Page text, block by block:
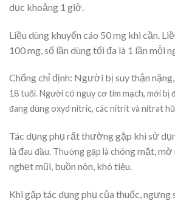
dục khoảng 1 giờ.
Liều dùng khuyến cáo 50 mg khi cần.
100 mg, số lần dùng tối đa là 1 lần mỗi
Chống chỉ định: Người bị suy thận nặng,
18 tuổi. Người có nguy cơ tim mạch, mới bị
đang dùng oxyd nitric, các nitrit và nitrat
Tác dụng phụ rất thường gặp khi sử
là đau đầu. Thường gặp là chóng mặt,
nghẹt mũi, buồn nôn, khó tiêu.
Khi gặp tác dụng phụ của thuốc,